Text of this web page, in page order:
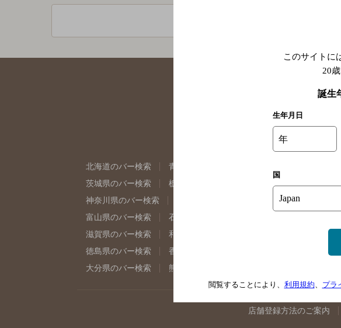
北海道のバー検索 青森県のバー検索
茨城県のバー検索
栃木県のバー検索
神奈川県のバー検索
埼玉県のバー検索
富山県のバー検索
石川県のバー検索
滋賀県のバー検索
和歌山県のバー検索
徳島県のバー検索
香川県のバー検索
大分県のバー検索
熊本県のバー検索
店舗登録方法のご案内
このサイトに
20
誕生
生年月日
年
国
閲覧することにより、 利用規約、 プラ